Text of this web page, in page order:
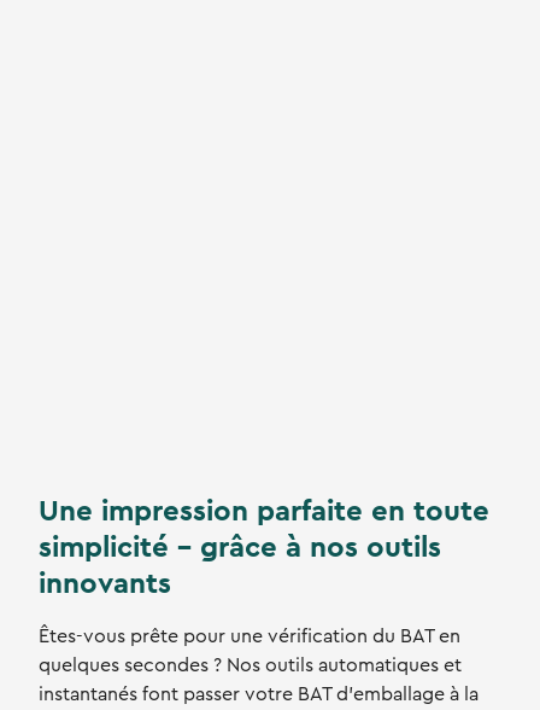
Une impression parfaite en toute
simplicité - grâce à nos outils
innovants
Êtes-vous prête pour une vérification du BAT en
quelques secondes ? Nos outils automatiques et
instantanés font passer votre BAT d'emballage à la